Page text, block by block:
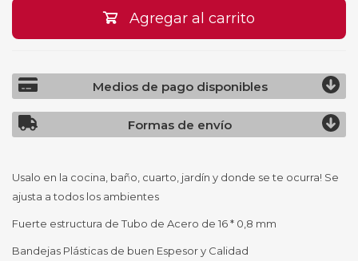
Agregar al carrito
Medios de pago disponibles
Formas de envío
Usalo en la cocina, baño, cuarto, jardín y donde se te ocurra! Se
ajusta a todos los ambientes
Fuerte estructura de Tubo de Acero de 16 * 0,8 mm
Bandejas Plásticas de buen Espesor y Calidad